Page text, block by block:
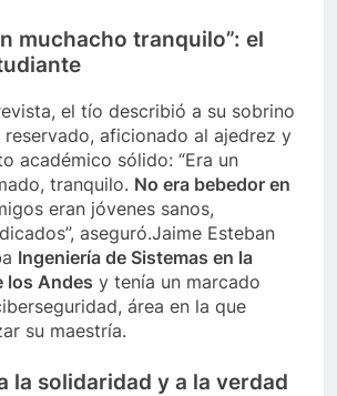
muchacho tranquilo”: el
el tío describió a su sobrino
aficionado al ajedrez y
académico sólido: “Era un
tranquilo. No era bebedor en
eran jóvenes sanos,
aseguró.Jaime Esteban
Ingeniería de Sistemas en la
los Andes y tenía un marcado
área en la que
su maestría.
la solidaridad y a la verdad